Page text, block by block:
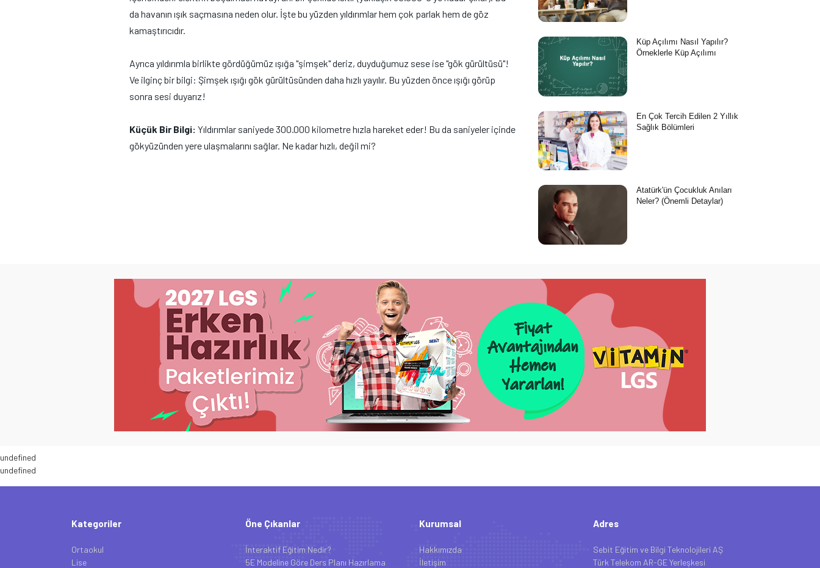
da havanın ışık saçmasına neden olur. İşte bu yüzden yıldırımlar hem çok parlak hem de göz
kamaştırıcıdır.
Ayrıca yıldırımla birlikte gördüğümüz ışığa "şimşek" deriz, duyduğumuz sese ise "gök gürültüsü"!
Ve ilginç bir bilgi: Şimşek ışığı gök gürültüsünden daha hızlı yayılır. Bu yüzden önce ışığı görüp
sonra sesi duyarız!
Küçük Bir Bilgi: Yıldırımlar saniyede 300.000 kilometre hızla hareket eder! Bu da saniyeler içinde
gökyüzünden yere ulaşmalarını sağlar. Ne kadar hızlı, değil mi?
Küp Açılımı Nasıl Yapılır?
Örneklerle Küp Açılımı
En Çok Tercih Edilen 2 Yıllık
Sağlık Bölümleri
Atatürk'ün Çocukluk Anıları
Neler? (Önemli Detaylar)
undefined
undefined
Kategoriler
Ortaokul
Lise
Öne Çıkanlar
İnteraktif Eğitim Nedir?
5E Modeline Göre Ders Planı Hazırlama
Kurumsal
Hakkımızda
İletişim
Adres
Sebit Eğitim ve Bilgi Teknolojileri AŞ
Türk Telekom AR-GE Yerleşkesi